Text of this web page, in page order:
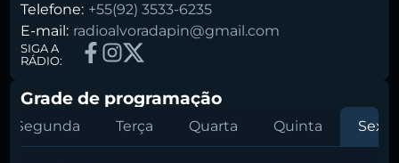
Telefone: +55(92) 3533-6235
E-mail: radioalvoradapin@gmail.com
SIGA A
RÁDIO:
Grade de programação
Segunda Terça Quarta Quinta Sexta